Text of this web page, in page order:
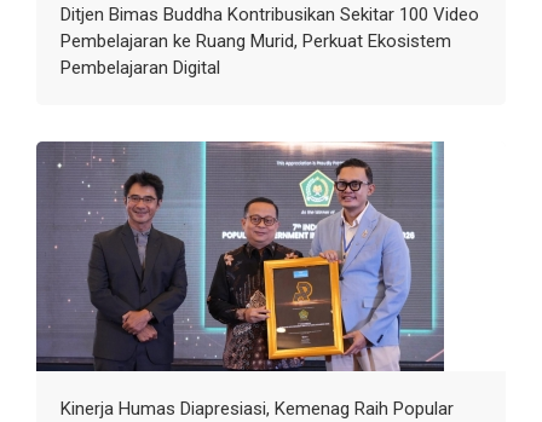
Ditjen Bimas Buddha Kontribusikan Sekitar 100 Video
Pembelajaran ke Ruang Murid, Perkuat Ekosistem
Pembelajaran Digital
Kinerja Humas Diapresiasi, Kemenag Raih Popular